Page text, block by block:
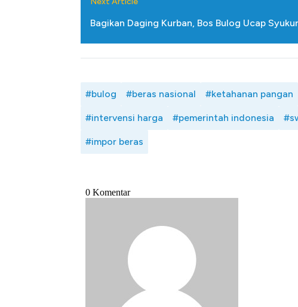
Bagikan Daging Kurban, Bos Bulog Ucap
#bulog #beras nasional #ketahanan pangan
#intervensi harga #pemerintah indonesia
#impor beras